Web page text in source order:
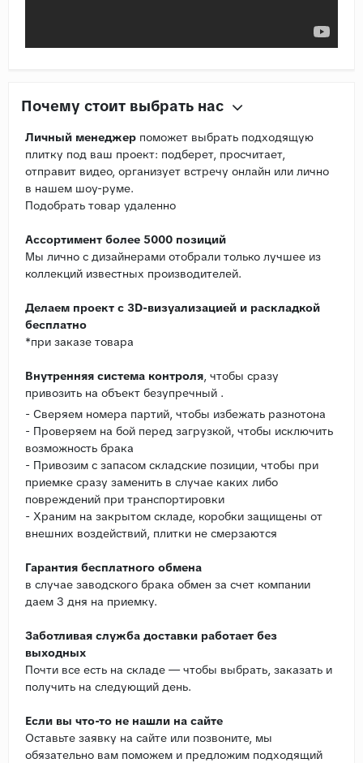
Почему стоит выбрать нас
Личный менеджер поможет выбрать подходящую
плитку под ваш проект: подберет, просчитает,
отправит видео, организует встречу онлайн или лично
в нашем шоу-руме.
Подобрать товар удаленно
Ассортимент более 5000 позиций
Мы лично с дизайнерами отобрали только лучшее из
коллекций известных производителей.
Делаем проект с 3D-визуализацией и раскладкой
бесплатно
*при заказе товара
Внутренняя система контроля, чтобы сразу
привозить на объект безупречный .
- Сверяем номера партий, чтобы избежать разнотона
- Проверяем на бой перед загрузкой, чтобы исключить
возможность брака
- Привозим с запасом складские позиции, чтобы при
приемке сразу заменить в случае каких либо
повреждений при транспортировки
- Храним на закрытом складе, коробки защищены от
внешних воздействий, плитки не смерзаются
Гарантия бесплатного обмена
в случае заводского брака обмен за счет компании
даем 3 дня на приемку.
Заботливая служба доставки работает без
выходных
Почти все есть на складе — чтобы выбрать, заказать и
получить на следующий день.
Если вы что-то не нашли на сайте
Оставьте заявку на сайте или позвоните, мы
обязательно вам поможем и предложим подходящий